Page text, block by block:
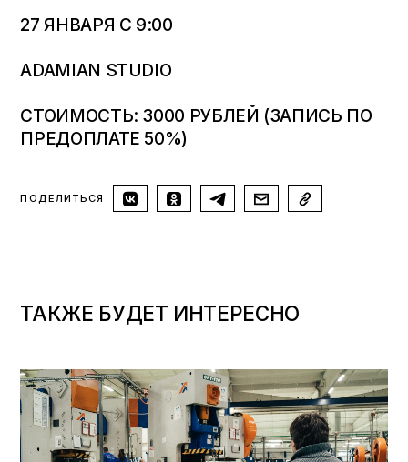
27 ЯНВАРЯ С 9:00
ADAMIAN STUDIO
СТОИМОСТЬ: 3000 РУБЛЕЙ (ЗАПИСЬ ПО
ПРЕДОПЛАТЕ 50%)
ПОДЕЛИТЬСЯ
ТАКЖЕ БУДЕТ ИНТЕРЕСНО